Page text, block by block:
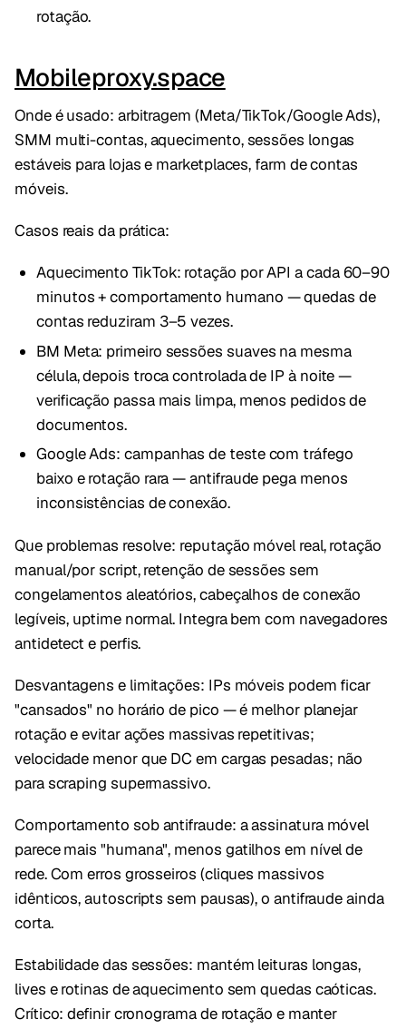
rotação.
Mobileproxy.space
Onde é usado: arbitragem (Meta/TikTok/Google Ads),
SMM multi-contas, aquecimento, sessões longas
estáveis para lojas e marketplaces, farm de contas
móveis.
Casos reais da prática:
Aquecimento TikTok: rotação por API a cada 60–90
minutos + comportamento humano — quedas de
contas reduziram 3–5 vezes.
BM Meta: primeiro sessões suaves na mesma
célula, depois troca controlada de IP à noite —
verificação passa mais limpa, menos pedidos de
documentos.
Google Ads: campanhas de teste com tráfego
baixo e rotação rara — antifraude pega menos
inconsistências de conexão.
Que problemas resolve: reputação móvel real, rotação
manual/por script, retenção de sessões sem
congelamentos aleatórios, cabeçalhos de conexão
legíveis, uptime normal. Integra bem com navegadores
antidetect e perfis.
Desvantagens e limitações: IPs móveis podem ficar
"cansados" no horário de pico — é melhor planejar
rotação e evitar ações massivas repetitivas;
velocidade menor que DC em cargas pesadas; não
para scraping supermassivo.
Comportamento sob antifraude: a assinatura móvel
parece mais "humana", menos gatilhos em nível de
rede. Com erros grosseiros (cliques massivos
idênticos, autoscripts sem pausas), o antifraude ainda
corta.
Estabilidade das sessões: mantém leituras longas,
lives e rotinas de aquecimento sem quedas caóticas.
Crítico: definir cronograma de rotação e manter